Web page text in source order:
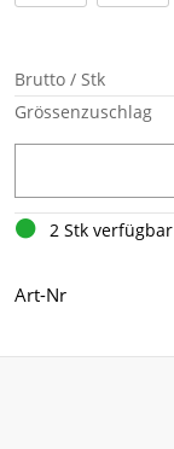
Brutto / Stk
Grössenzuschlag
2 Stk verfügbar
Art-Nr